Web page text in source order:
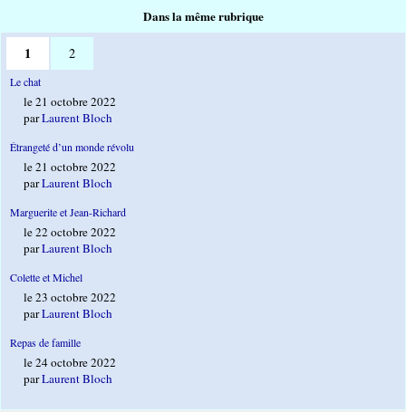
Dans la même rubrique
1 2
Le chat
le 21 octobre 2022
parLaurent Bloch
Étrangeté d’un monde révolu
le 21 octobre 2022
parLaurent Bloch
Marguerite et Jean-Richard
le 22 octobre 2022
parLaurent Bloch
Colette et Michel
le 23 octobre 2022
parLaurent Bloch
Repas de famille
le 24 octobre 2022
parLaurent Bloch